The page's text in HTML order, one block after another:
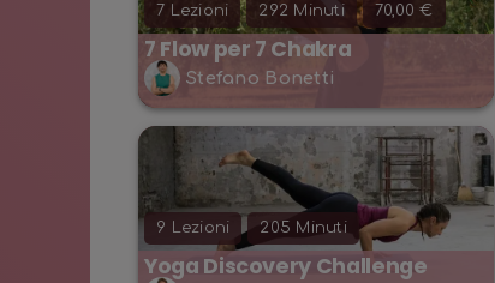
7 Lezioni 292 Minuti 70,00 €
7 Flow per 7 Chakra
Stefano Bonetti
9 Lezioni 205 Minuti
Yoga Discovery Challenge